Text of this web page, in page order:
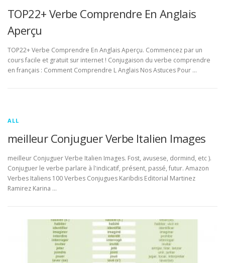
TOP22+ Verbe Comprendre En Anglais
Aperçu
TOP22+ Verbe Comprendre En Anglais Aperçu. Commencez par un
cours facile et gratuit sur internet ! Conjugaison du verbe comprendre
en français : Comment Comprendre L Anglais Nos Astuces Pour …
ALL
meilleur Conjuguer Verbe Italien Images
meilleur Conjuguer Verbe Italien Images. Fost, avusese, dormind, etc ).
Conjuguer le verbe parlare à l'indicatif, présent, passé, futur. Amazon
Verbes Italiens 100 Verbes Conjugues Karibdis Editorial Martinez
Ramirez Karina …